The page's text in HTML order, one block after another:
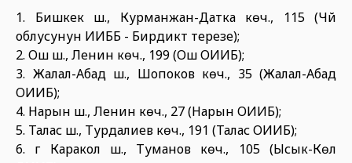
1. Бишкек ш., Курманжан-Датка көч., 115 (Чүй
облусунун ИИББ - Бирдиктүү терезе);
2. Ош ш., Ленин көч., 199 (Ош ОИИБ);
3. Жалал-Абад ш., Шопоков көч., 35 (Жалал-Абад
ОИИБ);
4. Нарын ш., Ленин көч., 27 (Нарын ОИИБ);
5. Талас ш., Турдалиев көч., 191 (Талас ОИИБ);
6. г Каракол ш., Туманов көч., 105 (Ысык-Көл